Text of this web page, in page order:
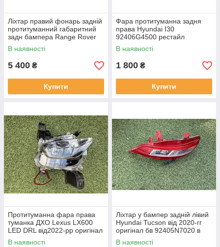
Ліхтар правий фонарь задній
протитуманний габаритний
задн бампера Range Rover
L460 від2021-рр, LR152295
оригінал повністю робо
В наявності
5 400 ₴
Купити
Фара протитуманна задня
права Hyundai I30
92406G4500 рестайл
від2020-рр оригінал бв
відсутнє одне кріплення
В наявності
1 800 ₴
Купити
Протитуманна фара права
туманка ДХО Lexus LX600
LED DRL від2022-рр оригінал
бв відсутнє одно кріплення
В наявності
Ліхтар у бампер задній лівий
Hyundai Tucson від 2020-гг
оригінал бв 92405N7020 в
нормальному стані
В наявності